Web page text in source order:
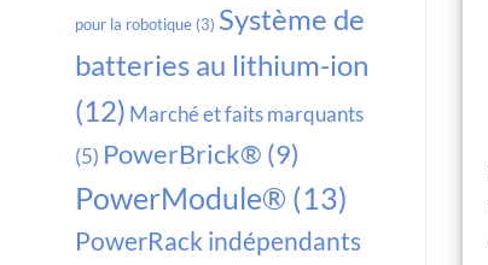
pour la robotique (3) Système de
batteries au lithium-ion
(12) Marché et faits marquants
(5) PowerBrick® (9)
PowerModule® (13)
PowerRack indépendants